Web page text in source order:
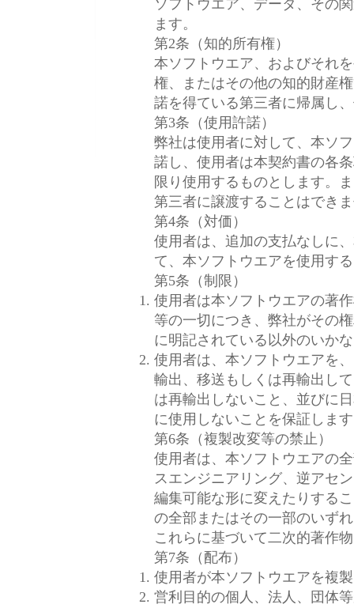
ソフトウエア、データ、その
ます。
第2条（知的所有権）
本ソフトウエア、およびそれ
権、またはその他の知的財産
諾を得ている第三者に帰属し
第3条（使用許諾）
弊社は使用者に対して、本ソ
諾し、使用者は本契約書の各
限り使用するものとします。
第三者に譲渡することはでき
第4条（対価）
使用者は、追加の支払なしに
て、本ソフトウエアを使用す
第5条（制限）
使用者は本ソフトウエアの著
等の一切につき、弊社がその
に明記されている以外のいか
使用者は、本ソフトウエアを
輸出、移送もしくは再輸出し
は再輸出しないこと、並びに
に使用しないことを保証しま
第6条（複製改変等の禁止）
使用者は、本ソフトウエアの
スエンジニアリング、逆アセ
編集可能な形に変えたりする
の全部またはその一部のいず
これらに基づいて二次的著作
第7条（配布）
使用者が本ソフトウエアを複
営利目的の個人、法人、団体